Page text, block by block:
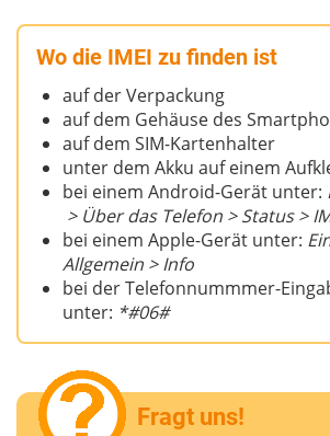
Wo die IMEI zu finden ist
auf der Verpackung
auf dem Gehäuse des
auf dem SIM-Kartenhalter
unter dem Akku auf einem
bei einem Android-Gerät unter:
> Über das Telefon > Status >
bei einem Apple-Gerät unter:
Allgemein > Info
bei der Telefonnummmer-
unter: *#06#
Fragt uns!